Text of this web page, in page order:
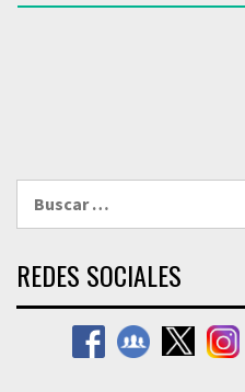
REDES SOCIALES